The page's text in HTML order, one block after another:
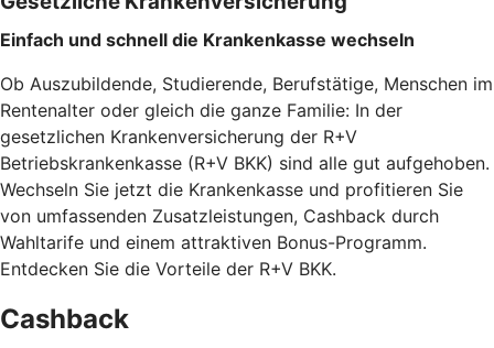
Einfach und schnell die Krankenkasse wechseln
Ob Auszubildende, Studierende, Berufstätige, Menschen im
Rentenalter oder gleich die ganze Familie: In der
gesetzlichen Krankenversicherung der R+V
Betriebskrankenkasse (R+V BKK) sind alle gut aufgehoben.
Wechseln Sie jetzt die Krankenkasse und profitieren Sie
von umfassenden Zusatzleistungen, Cashback durch
Wahltarife und einem attraktiven Bonus-Programm.
Entdecken Sie die Vorteile der R+V BKK.
Cashback